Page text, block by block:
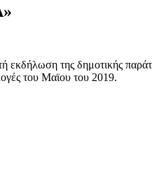
εκδήλωση της δημοτικής
του Μαϊου του 2019.